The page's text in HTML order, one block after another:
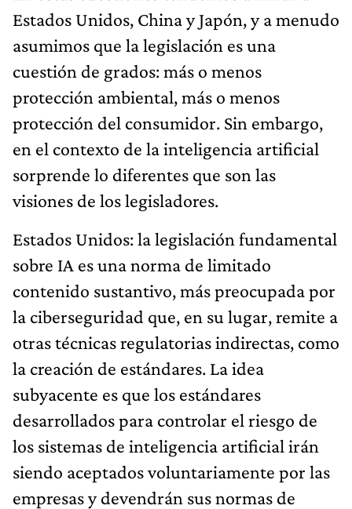
Estados Unidos, China y Japón, y a menudo
asumimos que la legislación es una
cuestión de grados: más o menos
protección ambiental, más o menos
protección del consumidor. Sin embargo,
en el contexto de la inteligencia artificial
sorprende lo diferentes que son las
visiones de los legisladores.
Estados Unidos: la legislación fundamental
sobre IA es una norma de limitado
contenido sustantivo, más preocupada por
la ciberseguridad que, en su lugar, remite a
otras técnicas regulatorias indirectas, como
la creación de estándares. La idea
subyacente es que los estándares
desarrollados para controlar el riesgo de
los sistemas de inteligencia artificial irán
siendo aceptados voluntariamente por las
empresas y devendrán sus normas de